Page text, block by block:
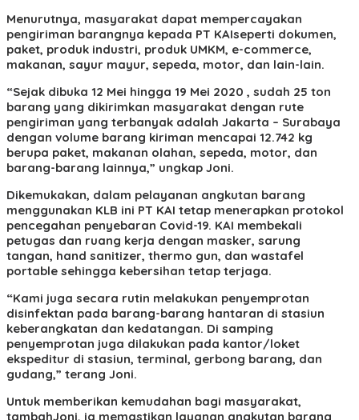
Menurutnya, masyarakat dapat mempercayakan
pengiriman barangnya kepada PT KAIseperti dokumen,
paket, produk industri, produk UMKM, e-commerce,
makanan, sayur mayur, sepeda, motor, dan lain-lain.
“Sejak dibuka 12 Mei hingga 19 Mei 2020 , sudah 25 ton
barang yang dikirimkan masyarakat dengan rute
pengiriman yang terbanyak adalah Jakarta – Surabaya
dengan volume barang kiriman mencapai 12.742 kg
berupa paket, makanan olahan, sepeda, motor, dan
barang-barang lainnya,” ungkap Joni.
Dikemukakan, dalam pelayanan angkutan barang
menggunakan KLB ini PT KAI tetap menerapkan protokol
pencegahan penyebaran Covid-19. KAI membekali
petugas dan ruang kerja dengan masker, sarung
tangan, hand sanitizer, thermo gun, dan wastafel
portable sehingga kebersihan tetap terjaga.
“Kami juga secara rutin melakukan penyemprotan
disinfektan pada barang-barang hantaran di stasiun
keberangkatan dan kedatangan. Di samping
penyemprotan juga dilakukan pada kantor/loket
ekspeditur di stasiun, terminal, gerbong barang, dan
gudang,” terang Joni.
Untuk memberikan kemudahan bagi masyarakat,
tambahJoni, ia memastikan layanan angkutan barang